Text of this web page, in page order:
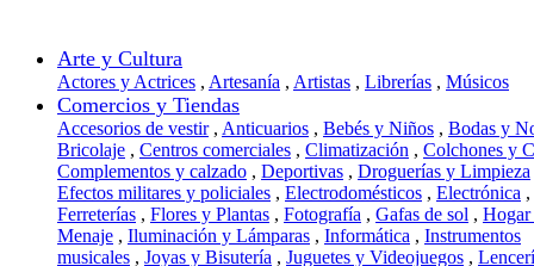
Arte y Cultura
Actores y Actrices , Artesanía , Artistas , Librerías , Músicos
Comercios y Tiendas
Accesorios de vestir, Anticuarios , Bebés y Niños , Bodas y
Bricolaje , Centros comerciales , Climatización , Colchones y
Complementos y calzado , Deportivas , Droguerías y Limpieza
Efectos militares y policiales , Electrodomésticos , Electrónica ,
Ferreterías , Flores y Plantas , Fotografía , Gafas de sol ,
Menaje , Iluminación y Lámparas , Informática , Instrumentos
musicales , Joyas y Bisutería , Juguetes y Videojuegos ,